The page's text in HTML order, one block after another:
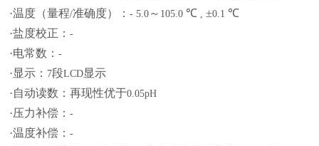
·温度（量程/准确度）：- 5.0 ～ 105.0 ℃ ,±0.1 ℃
·盐度校正：-
·电常数：-
·显示： 7段LCD显示
·自动读数：再现性优于0.05pH
·压力补偿：-
·温度补偿：-